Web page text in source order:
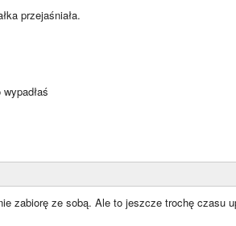
przejaśniała.
zabiorę ze sobą. Ale to jeszcze trochę czasu